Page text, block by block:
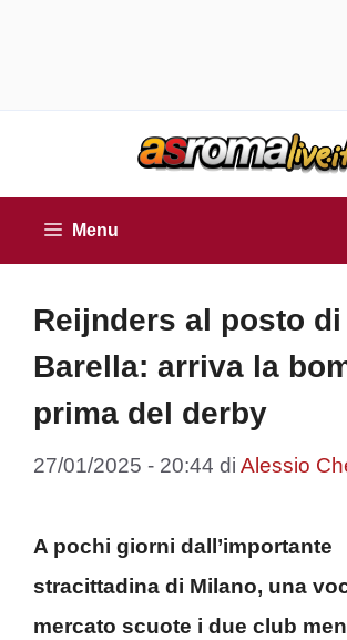
Menu
Reijnders al posto di
Barella: arriva la
prima del derby
27/01/2025 - 20:44 di Alessio
A pochi giorni dall’importante
stracittadina di Milano, una
mercato scuote i due club